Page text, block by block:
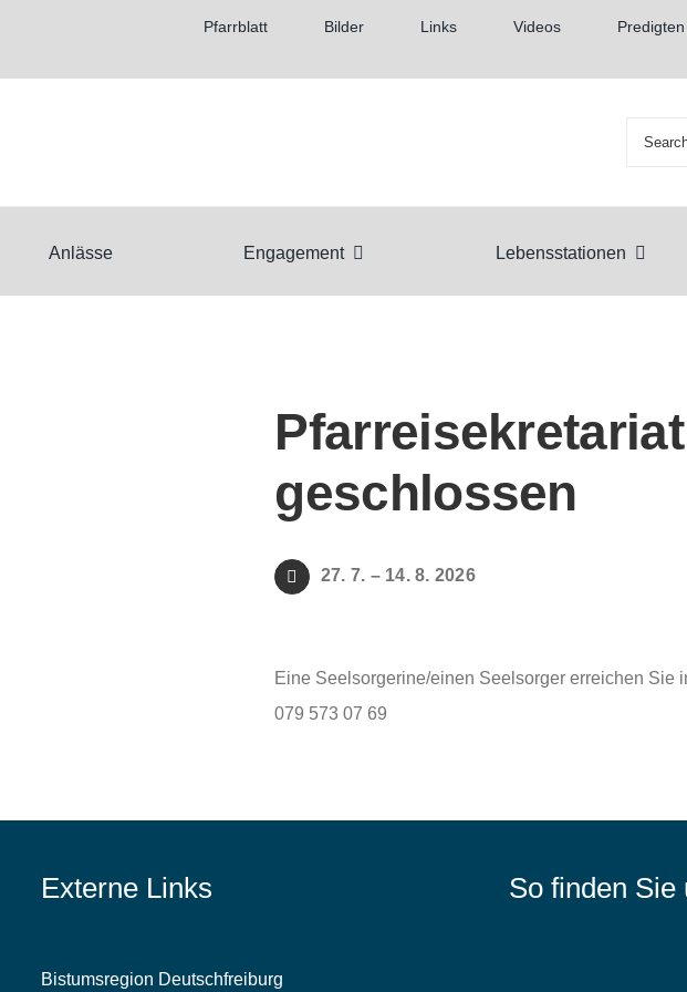
Pfarrblatt Bilder Links Videos Predigten
Suche
Anlässe Engagement Lebensstationen
Pfarreisekretariat
geschlossen
27. 7. – 14. 8. 2026
Eine Seelsorgerine/einen Seelsorger erreichen Sie
079 573 07 69
Externe Links
Bistumsregion Deutschfreiburg
So finden